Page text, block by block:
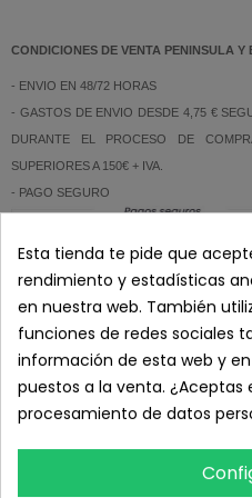
CONDICIONES DE VENTA PENINSULA
- ENVIO EN 48/72 HORAS
- GASTOS DE ENVIO DESDE 4,75 €
DURANTE EL PROCESO DE
SUPERIORES A 150€ + IVA.
- PAGO SEGURO
- ATENCION AL CLIENTE: 626 89 11 20 (L-
DETALLES DEL PRODUCTO
RESEÑAS
Esta tienda te pide que
rendimiento y estadísticas
en nuestra web. También
funciones de redes sociales
información de esta web y
puestos a la venta. ¿Aceptas
procesamiento de datos